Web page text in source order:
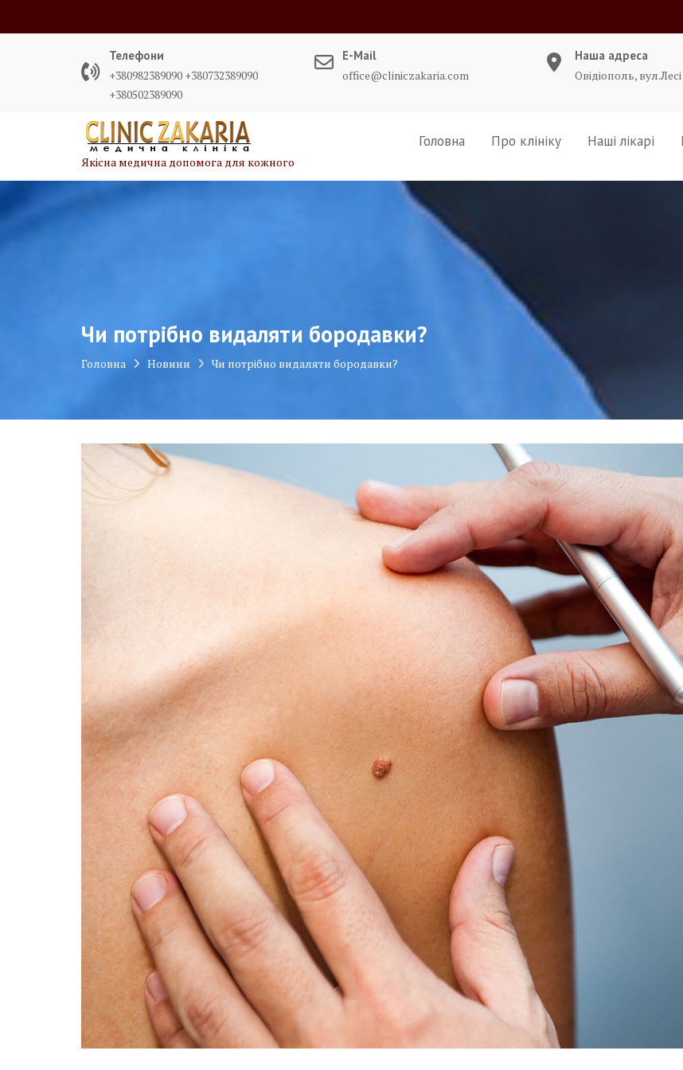
Телефони
+380982389090 +380732389090
+380502389090
E-Mail
office@cliniczakaria.com
Наша адреса
Овідіополь,
Якісна медична допомога для кожного
Головна Про клініку Наші лікарі
Чи потрібно видаляти бородавки?
Головна Новини Чи потрібно видаляти бородавки?